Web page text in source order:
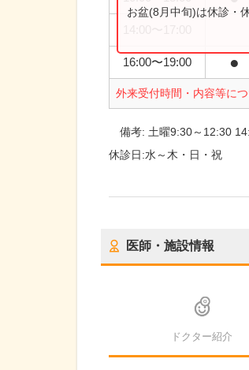
16:00〜19:00 ●
外来受付時間・内容等に
お盆(8月中旬)は休診・
備考: 土曜9:30～12:30
休診日:水～木・日・祝
医師・施設情報
ドクター紹介